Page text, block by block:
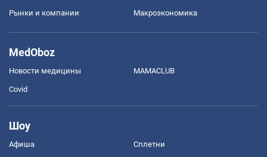
Рынки и компании Mакроэкономика
MedOboz
Новости медицины MAMACLUB
Covid
Шоу
Афиша Сплетни